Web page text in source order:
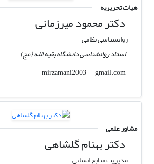
هیات تحریریه
دکتر محمود میرزمانی
روانشناسی نظامی
استاد روانشناسی دانشگاه بقیه الله (عج)
mirzamani2003
gmail.com
مشاور علمی
دکتر بهنام گلشاهی
مدیریت منابع انسانی